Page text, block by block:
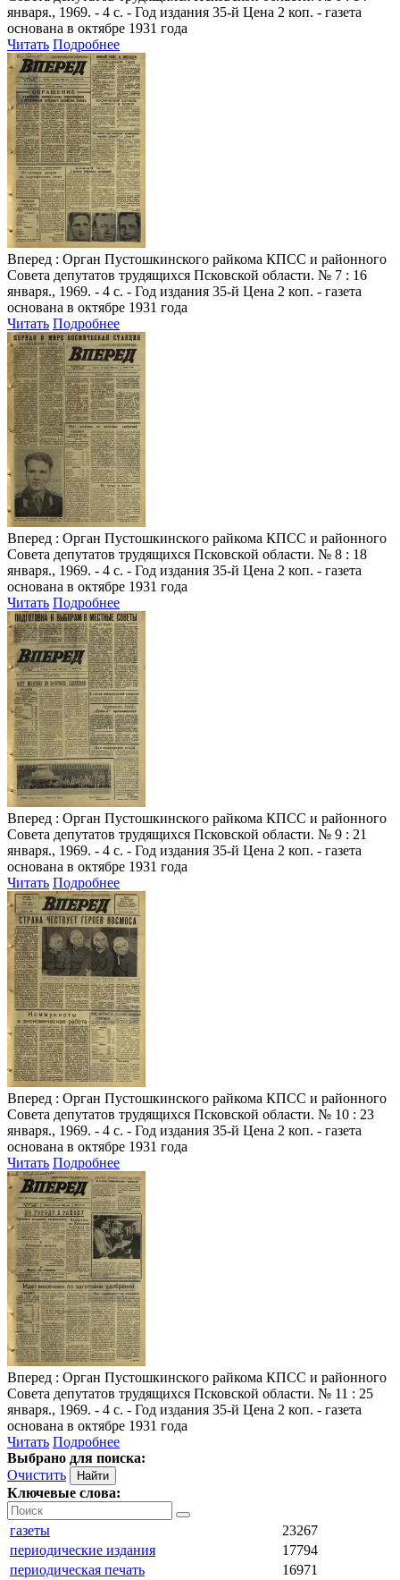
января., 1969. - 4 с. - Год издания 35-й Цена 2 коп. - газета
основана в октябре 1931 года
Читать Подробнее
Вперед : Орган Пустошкинского райкома КПСС и районного
Совета депутатов трудящихся Псковской области. № 7 : 16
января., 1969. - 4 с. - Год издания 35-й Цена 2 коп. - газета
основана в октябре 1931 года
Читать Подробнее
Вперед : Орган Пустошкинского райкома КПСС и районного
Совета депутатов трудящихся Псковской области. № 8 : 18
января., 1969. - 4 с. - Год издания 35-й Цена 2 коп. - газета
основана в октябре 1931 года
Читать Подробнее
Вперед : Орган Пустошкинского райкома КПСС и районного
Совета депутатов трудящихся Псковской области. № 9 : 21
января., 1969. - 4 с. - Год издания 35-й Цена 2 коп. - газета
основана в октябре 1931 года
Читать Подробнее
Вперед : Орган Пустошкинского райкома КПСС и районного
Совета депутатов трудящихся Псковской области. № 10 : 23
января., 1969. - 4 с. - Год издания 35-й Цена 2 коп. - газета
основана в октябре 1931 года
Читать Подробнее
Вперед : Орган Пустошкинского райкома КПСС и районного
Совета депутатов трудящихся Псковской области. № 11 : 25
января., 1969. - 4 с. - Год издания 35-й Цена 2 коп. - газета
основана в октябре 1931 года
Читать Подробнее
Выбрано для поиска:
Очистить
Ключевые слова:
газеты
23267
периодические издания
17794
периодическая печать
16971